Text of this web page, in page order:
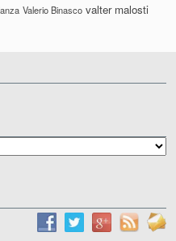
Valerio Binasco valter malosti